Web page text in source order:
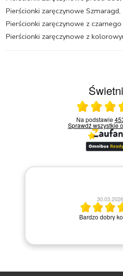
Pierścionki zaręczynowe Szmaragd,
Pierścionki zaręczynowe z
Pierścionki zaręczynowe z
Na podstawie
Sprawdź wszystkie
30.03.2026
Bardzo dobry